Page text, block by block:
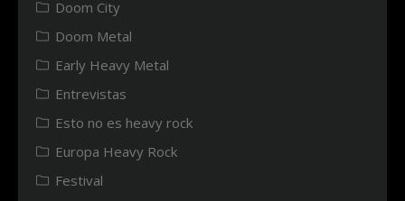
Doom City
Doom Metal
Early Heavy Metal
Entrevistas
Esto no es heavy rock
Europa Heavy Rock
Festival